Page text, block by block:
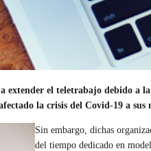
extender el teletrabajo debido a
la crisis del Covid-19 a sus
Sin embargo, dichas
del tiempo dedicado en